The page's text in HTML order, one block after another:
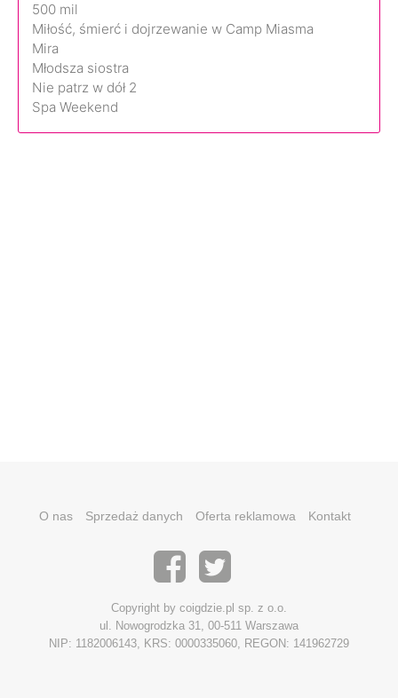
500 mil
Miłość, śmierć i dojrzewanie w Camp Miasma
Mira
Młodsza siostra
Nie patrz w dół 2
Spa Weekend
O nas Sprzedaż danych Oferta reklamowa Kontakt
Copyright by coigdzie.pl sp. z o.o.
ul. Nowogrodzka 31, 00-511 Warszawa
NIP: 1182006143, KRS: 0000335060, REGON: 141962729